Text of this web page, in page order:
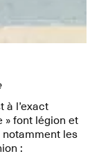
à l’exact
» font légion et
les
: